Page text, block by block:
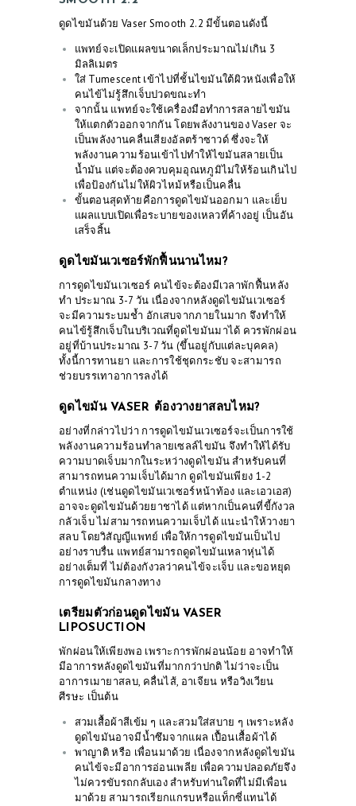
ABOUT US
SERVICES
BEAUTY TIPS
PATIENT REVIEWS
ดูดไขมันด้วย Vaser Smooth 2.2 มีขั้นตอนดังนี้
แพทย์จะเปิดแผลขนาดเล็กประมาณไม่เกิน 3
มิลลิเมตร
ใส่ Tumescent เข้าไปที่ชั้นไขมันใต้ผิวหนังเพื่อให้
คนไข้ไม่รู้สึกเจ็บปวดขณะทำ
จากนั้น แพทย์จะใช้เครื่องมือทำการสลายไขมัน
ให้แตกตัวออกจากกัน โดยพลังงานของ Vaser จะ
เป็นพลังงานคลื่นเสียงอัลตร้าซาวด์ ซึ่งจะให้
พลังงานความร้อนเข้าไปทำให้ไขมันสลายเป็น
น้ำมัน แต่จะต้องควบคุมอุณหภูมิไม่ให้ร้อนเกินไป
เพื่อป้องกันไม่ให้ผิวไหม้หรือเป็นคลื่น
ขั้นตอนสุดท้ายคือการดูดไขมันออกมา และเย็บ
แผลแบบเปิดเพื่อระบายของเหลวที่ค้างอยู่ เป็นอัน
เสร็จสิ้น
ดูดไขมันเวเซอร์พักฟื้นนานไหม?
การดูดไขมันเวเซอร์ คนไข้จะต้องมีเวลาพักฟื้นหลัง
ทำ ประมาณ 3-7 วัน เนื่องจากหลังดูดไขมันเวเซอร์
จะมีความระบมช้ำ อักเสบจากภายในมาก จึงทำให้
คนไข้รู้สึกเจ็บในบริเวณที่ดูดไขมันมาได้ ควรพักผ่อน
อยู่ที่บ้านประมาณ 3-7 วัน (ขึ้นอยู่กับแต่ละบุคคล)
ทั้งนี้การทานยา และการใช้ชุดกระชับ จะสามารถ
ช่วยบรรเทาอาการลงได้
ดูดไขมัน VASER ต้องวางยาสลบไหม?
อย่างที่กล่าวไปว่า การดูดไขมันเวเซอร์จะเป็นการใช้
พลังงานความร้อนทำลายเซลล์ไขมัน จึงทำให้ได้รับ
ความบาดเจ็บมากในระหว่างดูดไขมัน สำหรับคนที่
สามารถทนความเจ็บได้มาก ดูดไขมันเพียง 1-2
ตำแหน่ง (เช่นดูดไขมันเวเซอร์หน้าท้อง และเอวเอส)
อาจจะดูดไขมันด้วยยาชาได้ แต่หากเป็นคนที่ขี้กังวล
กลัวเจ็บ ไม่สามารถทนความเจ็บได้ แนะนำให้วางยา
สลบ โดยวิสัญญีแพทย์ เพื่อให้การดูดไขมันเป็นไป
อย่างราบรื่น แพทย์สามารถดูดไขมันเหลาหุ่นได้
อย่างเต็มที่ ไม่ต้องกังวลว่าคนไข้จะเจ็บ และขอหยุด
การดูดไขมันกลางทาง
เตรียมตัวก่อนดูดไขมัน VASER
LIPOSUCTION
พักผ่อนให้เพียงพอ เพราะการพักผ่อนน้อย อาจทำให้
มีอาการหลังดูดไขมันที่มากกว่าปกติ ไม่ว่าจะเป็น
อาการเมายาสลบ, คลื่นไส้, อาเจียน หรือวิงเวียน
ศีรษะ เป็นต้น
สวมเสื้อผ้าสีเข้ม ๆ และสวมใส่สบาย ๆ เพราะหลัง
ดูดไขมันอาจมีน้ำซึมจากแผล เปื้อนเสื้อผ้าได้
พาญาติ หรือ เพื่อนมาด้วย เนื่องจากหลังดูดไขมัน
คนไข้จะมีอาการอ่อนเพลีย เพื่อความปลอดภัยจึง
ไม่ควรขับรถกลับเอง สำหรับท่านใดที่ไม่มีเพื่อน
มาด้วย สามารถเรียกแกรบหรือแท็กซี่แทนได้